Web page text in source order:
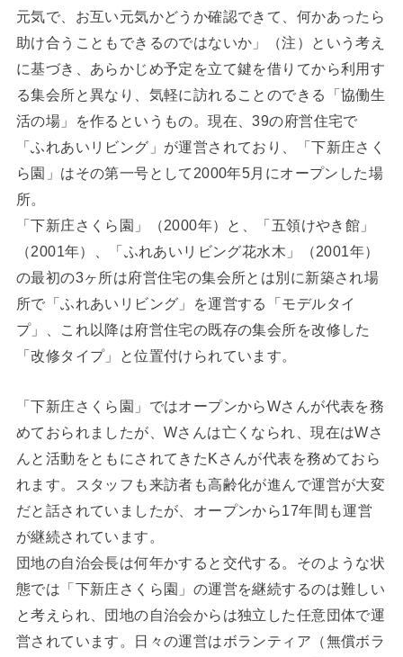
元気で、お互い元気かどうか確認できて、何かあったら
助け合うこともできるのではないか」（注）という考え
に基づき、あらかじめ予定を立て鍵を借りてから利用す
る集会所と異なり、気軽に訪れることのできる「協働生
活の場」を作るというもの。現在、39の府営住宅で
「ふれあいリビング」が運営されており、「下新庄さく
ら園」はその第一号として2000年5月にオープンした場
所。
「下新庄さくら園」（2000年）と、「五領けやき館」
（2001年）、「ふれあいリビング花水木」（2001年）
の最初の3ヶ所は府営住宅の集会所とは別に新築され場
所で「ふれあいリビング」を運営する「モデルタイ
プ」、これ以降は府営住宅の既存の集会所を改修した
「改修タイプ」と位置付けられています。
「下新庄さくら園」ではオープンからWさんが代表を務
めておられましたが、Wさんは亡くなられ、現在はWさ
んと活動をともにされてきたKさんが代表を務めておら
れます。スタッフも来訪者も高齢化が進んで運営が大変
だと話されていましたが、オープンから17年間も運営
が継続されています。
団地の自治会長は何年かすると交代する。そのような状
態では「下新庄さくら園」の運営を継続するのは難しい
と考えられ、団地の自治会からは独立した任意団体で運
営されています。日々の運営はボランティア（無償ボラ